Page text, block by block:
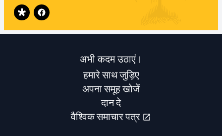
Follow XR Idaho on
अभी कदम उठाएं।
हमारे साथ जुड़िए
अपना समूह खोजें
दान दे
वैश्विक समाचार पत्र